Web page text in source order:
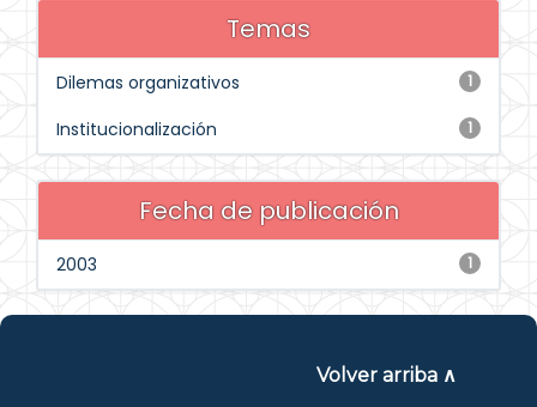
Temas
1
Dilemas organizativos
1
Institucionalización
Fecha de publicación
1
2003
Volver arriba ∧